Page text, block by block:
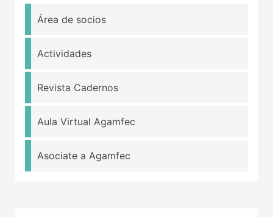
Área de socios
Actividades
Revista Cadernos
Aula Virtual Agamfec
Asociate a Agamfec